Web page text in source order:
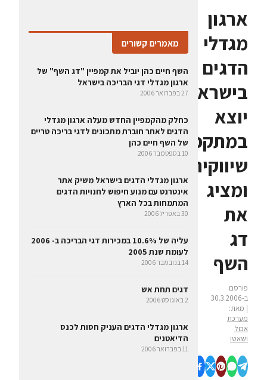
ארגון
מגדלי
הדגים
בישראל
יוצא
במתקפה
שיווקית
ומציג
את
דג
השף
פורסם
ב-30.3.2006
| מאת:
מערכת
אכול
ושאטו
מאמרים קשורים
השף חיים כהן יוביל את קמפיין "דג השף" של
ארגון מגדלי דגי הבריכה בישראל
27 בפברואר 2006
כחלק מהקמפיין החדש מעלה ארגון מגדלי
הדגים לאתר חוברת מתכונים לדגי בריכה טריים
של השף חיים כהן
10 בספטמבר 2006
ארגון מגדלי הדגים בישראל משיק אתר
אינטרנט עם מנוע חיפוש לחנויות הדגים
המתמחות בכל הארץ
30 באפריל 2006
עליה של 10.6% במכירות דגי הבריכה ב- 2006
לעומת שנת 2005
14 בנובמבר 2006
דגים תחת אש
2 באוגוסט 2006
ארגון מגדלי הדגים העניק חסות לכנס
הדיאטנים
11 בפברואר 2006